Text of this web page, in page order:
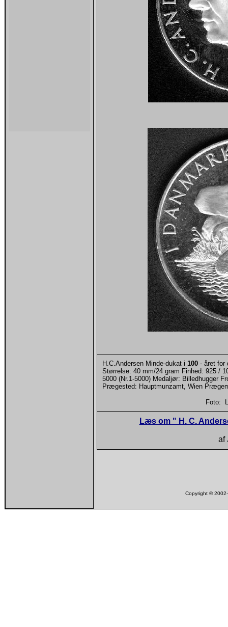
H.C.Andersen Minde-dukat i 100 - året for
Størrelse: 40 mm/24 gram Finhed: 925 /
5000 (Nr.1-5000) Medaljør: Billedhugger
Prægested: Hauptmunzamt, Wien
Foto:
Læs om " H. C.
af
Copyright ©